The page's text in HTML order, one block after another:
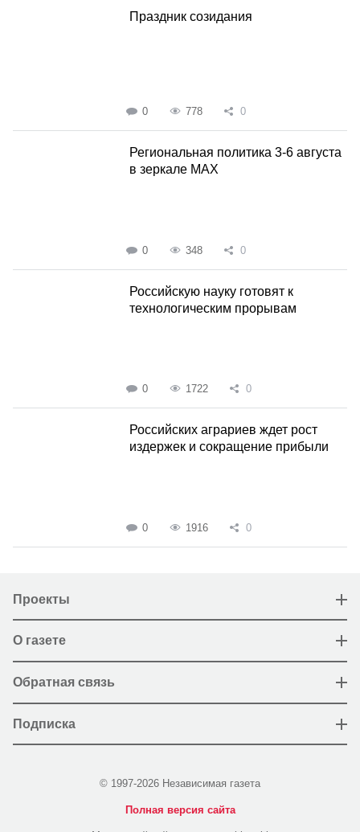
Праздник созидания
0 778 0
Региональная политика 3-6 августа
в зеркале MAX
0 348 0
Российскую науку готовят к
технологическим прорывам
0 1722 0
Российских аграриев ждет рост
издержек и сокращение прибыли
0 1916 0
Проекты
О газете
Обратная связь
Подписка
© 1997-2026 Независимая газета
Полная версия сайта